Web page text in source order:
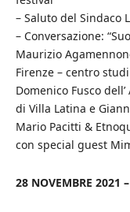
– Saluto del Sindaco
– Conversazione:
Maurizio
Firenze – centro
Domenico Fusco
di Villa Latina e
Mario Pacitti &
con special guest
28 NOVEMBRE 2021